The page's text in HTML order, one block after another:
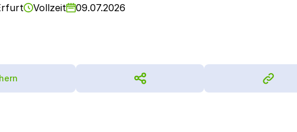
Vollzeit 09.07.2026